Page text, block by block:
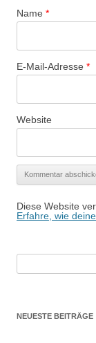
Name *
E-Mail-Adresse *
Website
Diese Website
Erfahre, wie
NEUESTE BEITRÄGE